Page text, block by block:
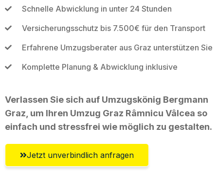
Schnelle Abwicklung in unter 24 Stunden
Versicherungsschutz bis 7.500€ für den Transport
Erfahrene Umzugsberater aus Graz unterstützen Sie
Komplette Planung & Abwicklung inklusive
Verlassen Sie sich auf Umzugskönig Bergmann
Graz, um Ihren Umzug Graz Râmnicu Vâlcea so
einfach und stressfrei wie möglich zu gestalten.
Jetzt unverbindlich anfragen